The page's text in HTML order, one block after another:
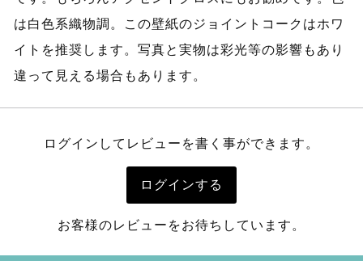
は白色系織物調。この壁紙のジョイントコークはホワ
イトを推奨します。写真と実物は彩光等の影響もあり
違って見える場合もあります。
ログインしてレビューを書く事ができます。
ログインする
お客様のレビューをお待ちしています。